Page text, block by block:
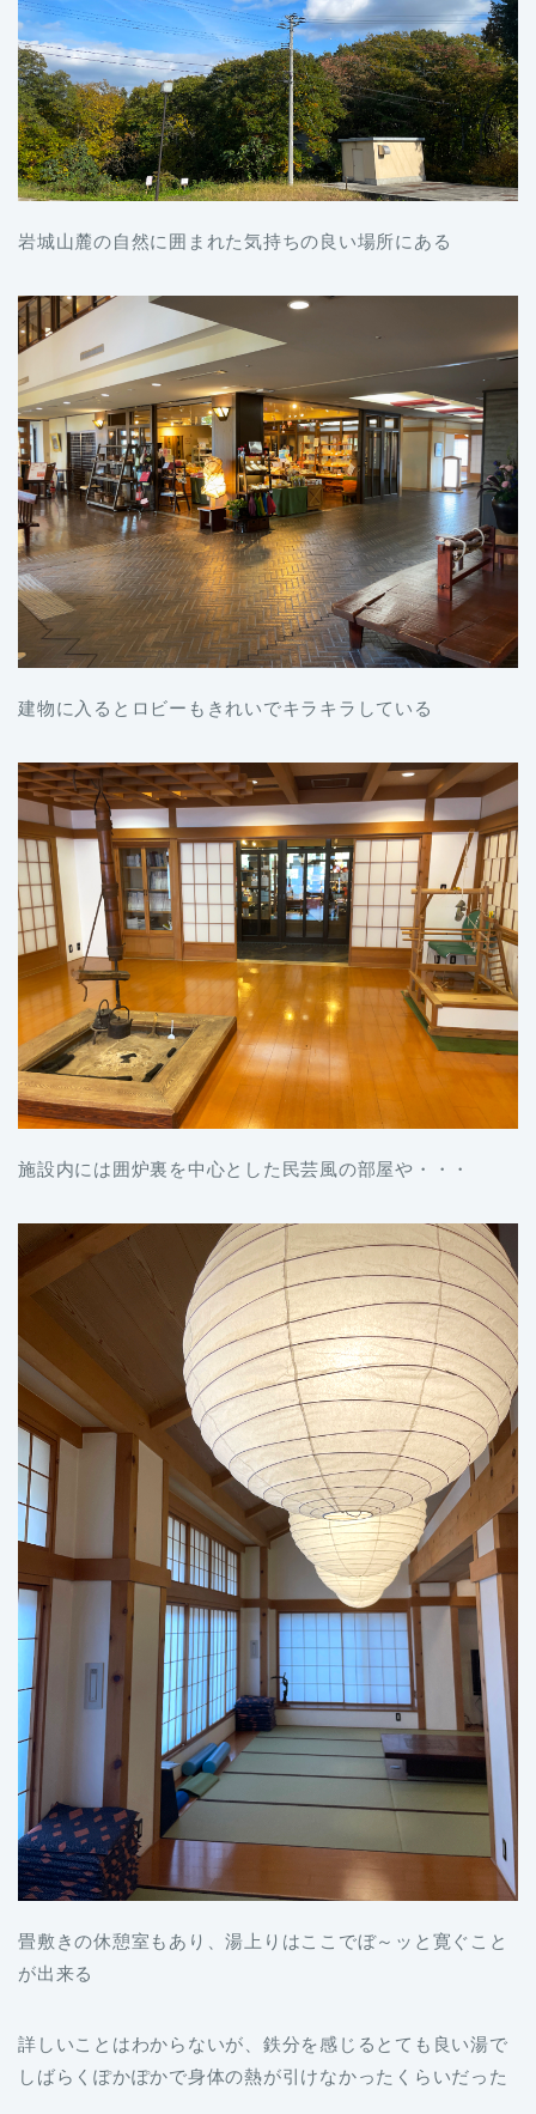
岩城山麓の自然に囲まれた気持ちの良い場所にある
建物に入るとロビーもきれいでキラキラしている
施設内には囲炉裏を中心とした民芸風の部屋や・・・
畳敷きの休憩室もあり、湯上りはここでぼ～ッと寛ぐこと
が出来る
詳しいことはわからないが、鉄分を感じるとても良い湯で
しばらくぽかぽかで身体の熱が引けなかったくらいだった